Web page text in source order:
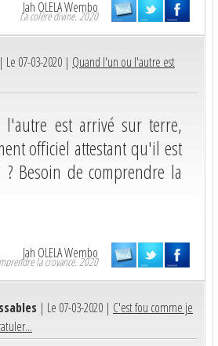
Jah OLELA Wembo
La colère divine. 2020
| Le 07-03-2020 | Quand l'un ou l'autre est
est arrivé sur terre,
officiel attestant qu'il est
Besoin de comprendre la
Jah OLELA Wembo
la croyance. 2020
| Le 07-03-2020 | C'est fou comme je